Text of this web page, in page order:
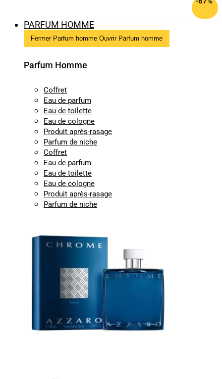
PARFUM HOMME
Fermer Parfum homme Ouvrir Parfum homme
Parfum Homme
Coffret
Eau de parfum
Eau de toilette
Eau de cologne
Produit après-rasage
Parfum de niche
Coffret
Eau de parfum
Eau de toilette
Eau de cologne
Produit après-rasage
Parfum de niche